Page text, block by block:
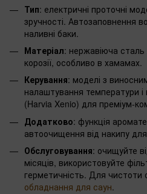
Тип: електричні проточні
зручності. Автозаповнення
наливні баки.
Матеріал: нержавіюча сталь
корозії, особливо в хамамах.
Керування: моделі з
налаштування температури і
(Harvia Xenio) для преміум-
Додатково: функція
автоочищення від накипу
Обслуговування: очищуйте
місяців, використовуйте
герметичність. Для чистоти
обладнання для саун.